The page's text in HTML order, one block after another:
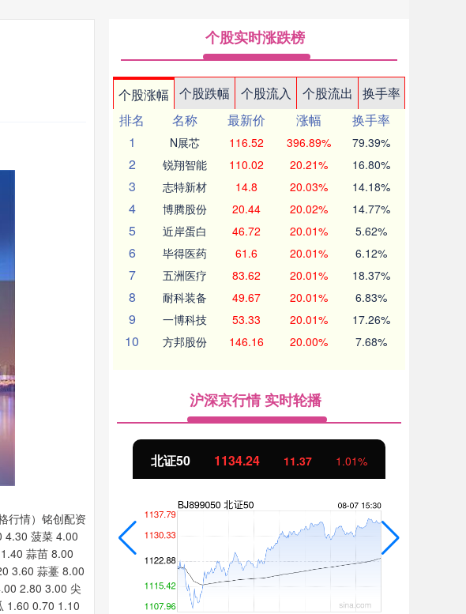
行情）铭创配资
4.30 菠菜 4.00
蒜苗 8.00
3.60 蒜薹 8.00
2.80 3.00 尖
1.60 0.70 1.10
个股实时涨跌榜
个股涨幅 个股跌幅 个股流入 个股流出
换手率
排名
名称 最新价 涨幅
换手率
1
N展芯 116.52 396.89% 79.39%
2 锐翔智能 110.02 20.21% 16.80%
3 志特新材 14.8 20.03% 14.18%
4 博腾股份 20.44 20.02% 14.77%
5 近岸蛋白 46.72 20.01% 5.62%
6 毕得医药 61.6 20.01% 6.12%
7 五洲医疗 83.62 20.01% 18.37%
8 耐科装备 49.67 20.01% 6.83%
9 一博科技 53.33 20.01% 17.26%
10 方邦股份 146.16 20.00% 7.68%
沪深京行情 实时轮播
北证50 1134.24 11.37 1.01%